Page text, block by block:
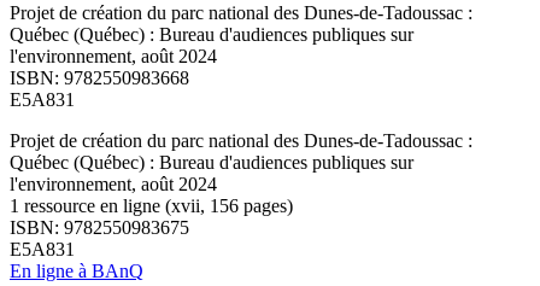
Projet de création du parc national des Dunes-de-Tadoussac :
Québec (Québec) : Bureau d'audiences publiques sur
l'environnement, août 2024
ISBN: 9782550983668
E5A831
Projet de création du parc national des Dunes-de-Tadoussac :
Québec (Québec) : Bureau d'audiences publiques sur
l'environnement, août 2024
1 ressource en ligne (xvii, 156 pages)
ISBN: 9782550983675
E5A831
En ligne à BAnQ